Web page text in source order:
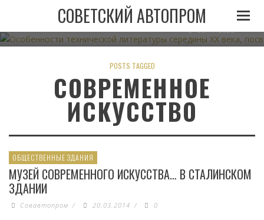
СОВЕТСКИЙ АВТОПРОМ
ОСОБЕННОСТИ ТЕХНИЧЕСКОЙ ЛИТЕРАТУРЫ
АВТОМОБИЛЬНОМУ
06.11.2023
POSTS TAGGED
СОВРЕМЕННОЕ
ИСКУССТВО
ОБЩЕСТВЕННЫЕ ЗДАНИЯ
МУЗЕЙ СОВРЕМЕННОГО ИСКУССТВА… В СТАЛИНСКОМ
ЗДАНИИ
Совавтопром / 20.03.2014 / 0